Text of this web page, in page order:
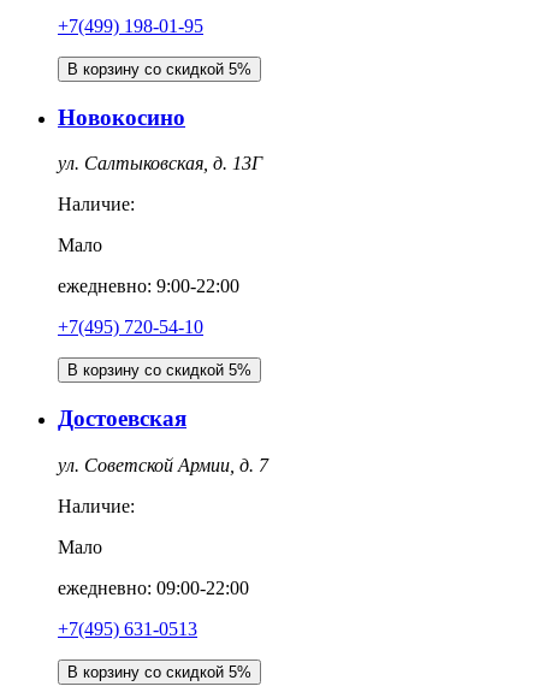
+7(499) 198-01-95
В корзину со скидкой 5%
Новокосино
ул. Салтыковская, д. 13Г
Наличие:
Мало
ежедневно: 9:00-22:00
+7(495) 720-54-10
В корзину со скидкой 5%
Достоевская
ул. Советской Армии, д. 7
Наличие:
Мало
ежедневно: 09:00-22:00
+7(495) 631-0513
В корзину со скидкой 5%